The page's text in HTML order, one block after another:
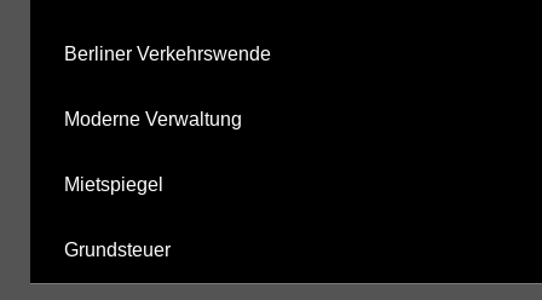
Berliner Verkehrswende
Moderne Verwaltung
Mietspiegel
Grundsteuer